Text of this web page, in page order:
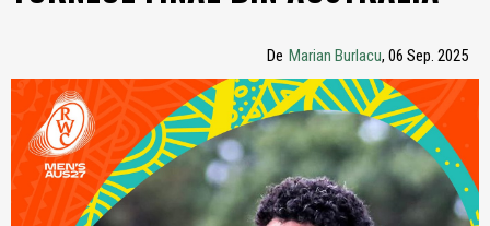
De Marian Burlacu, 06 Sep. 2025